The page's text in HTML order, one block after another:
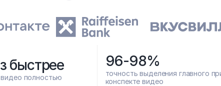
быстрее
полностью
96-98%
точность выделения главного
конспекте видео